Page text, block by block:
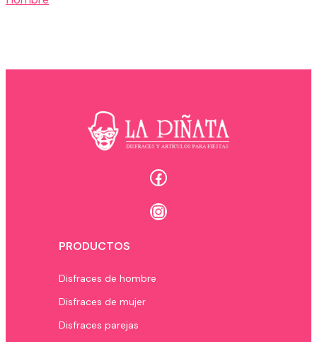
Facebook
Instagram
PRODUCTOS
Disfraces de hombre
Disfraces de mujer
Disfraces parejas